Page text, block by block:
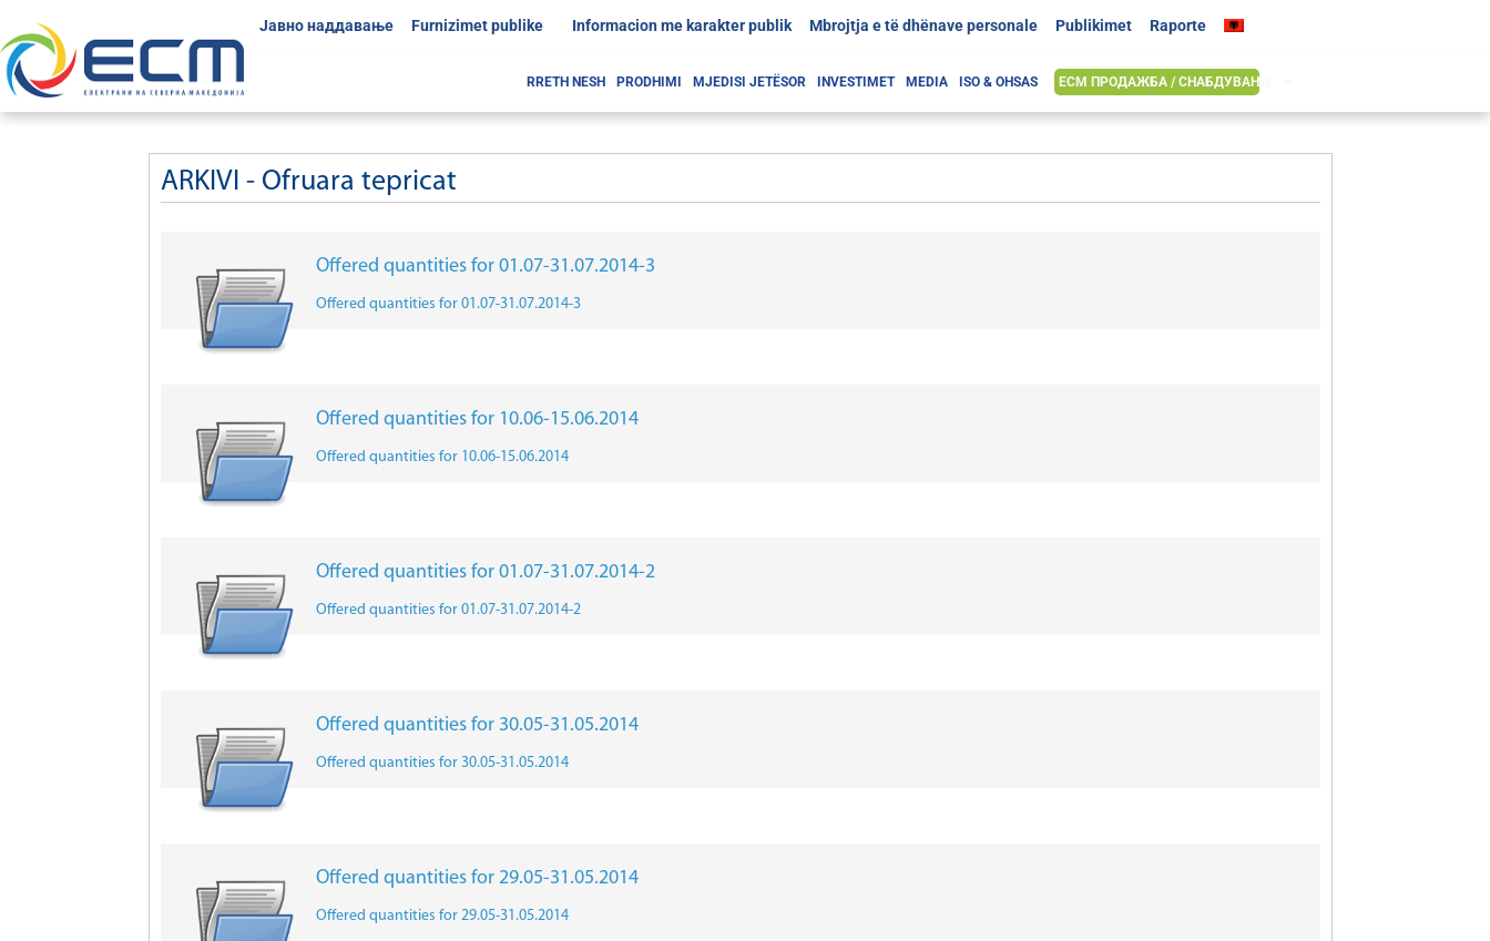
Јавно наддавање Furnizimet publike Informacion me karakter publik Mbrojtja e të dhënave personale Publikimet Raporte
RRETH NESH PRODHIMI MJEDISI JETËSOR INVESTIMET MEDIA ISO & OHSAS ЕСМ ПРОДАЖБА / СНАБДУВАЊЕ
ARKIVI - Ofruara tepricat
Offered quantities for 01.07-31.07.2014-3
Offered quantities for 01.07-31.07.2014-3
Offered quantities for 10.06-15.06.2014
Offered quantities for 10.06-15.06.2014
Offered quantities for 01.07-31.07.2014-2
Offered quantities for 01.07-31.07.2014-2
Offered quantities for 30.05-31.05.2014
Offered quantities for 30.05-31.05.2014
Offered quantities for 29.05-31.05.2014
Offered quantities for 29.05-31.05.2014